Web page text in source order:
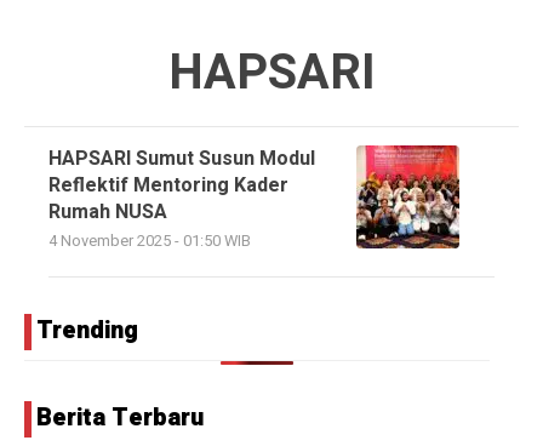
HAPSARI
HAPSARI Sumut Susun Modul
Reflektif Mentoring Kader
Rumah NUSA
4 November 2025 - 01:50 WIB
Trending
Berita Terbaru